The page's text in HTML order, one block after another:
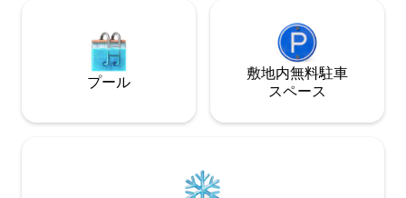
プール
敷地内無料駐⁠車
ス⁠ペ⁠ー⁠ス